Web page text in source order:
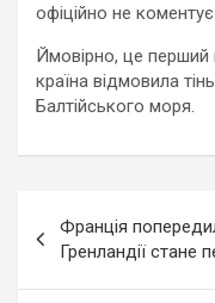
офіційно не
Ймовірно, це
країна відмовила
Балтійського моря.
по
записям
Франція
Гренландії стане